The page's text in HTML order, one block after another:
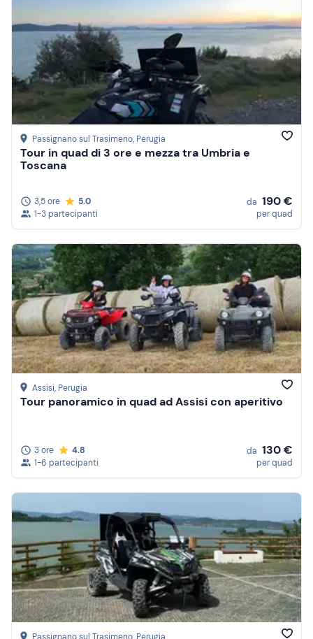
Passignano sul Trasimeno, Perugia
Tour in quad di 3 ore e mezza tra Umbria e
Toscana
3,5 ore
5.0
1-3 partecipanti
da 190 €
per quad
Assisi, Perugia
Tour panoramico in quad ad Assisi con aperitivo
3 ore
4.8
1-6 partecipanti
da 130 €
per quad